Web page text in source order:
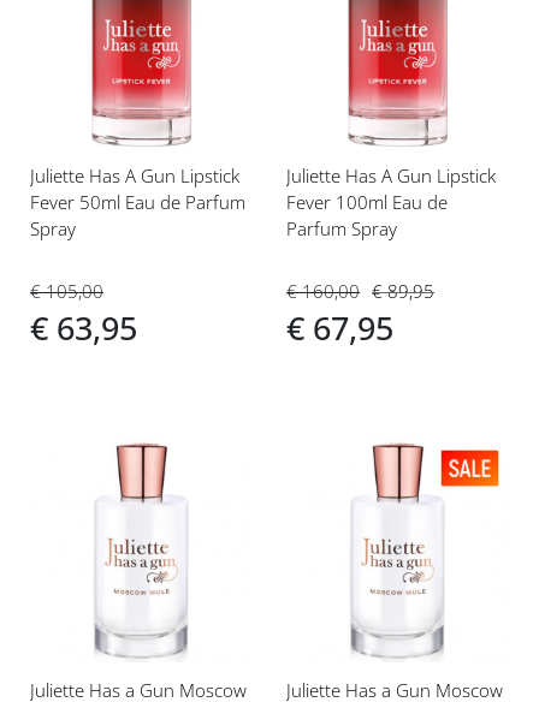
verlanglijst
Juliette Has A Gun Lipstick
Fever 50ml Eau de Parfum
Spray
€ 105,00
€ 63,95
verlanglijst
Juliette Has A Gun Lipstick
Fever 100ml Eau de
Parfum Spray
€ 160,00
€ 67,95
€ 89,95
Voeg
verlanglijst
Juliette Has a Gun Moscow
Voeg
verlanglijst
Juliette Has a Gun Moscow